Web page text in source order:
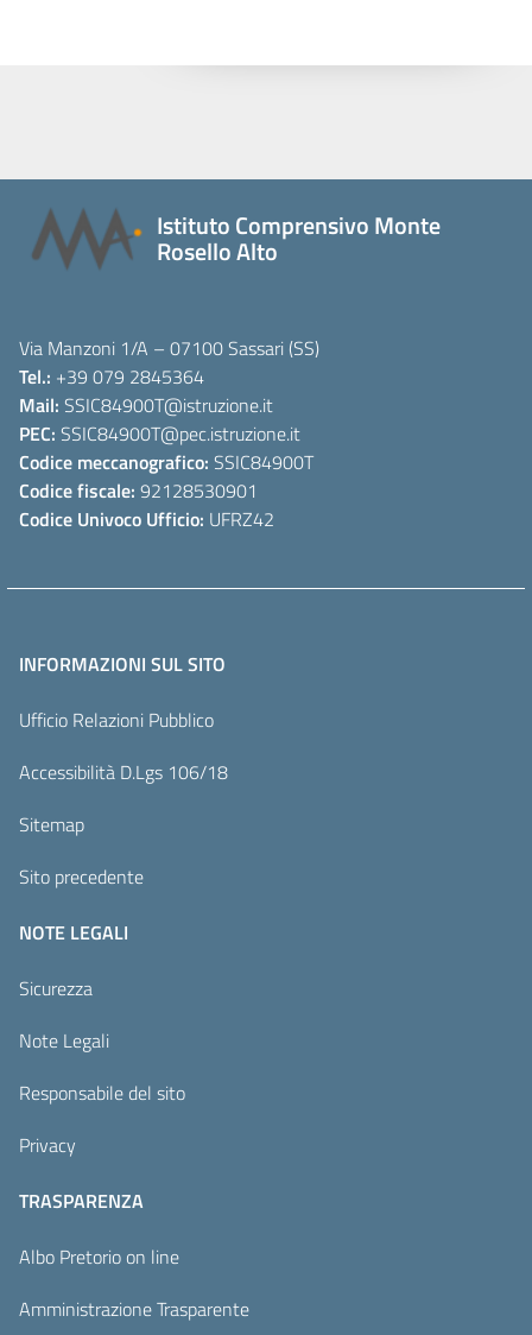
Istituto Comprensivo Monte
Rosello Alto
Via Manzoni 1/A – 07100 Sassari (SS)
Tel.: +39 079 2845364
Mail: SSIC84900T@istruzione.it
PEC: SSIC84900T@pec.istruzione.it
Codice meccanografico: SSIC84900T
Codice fiscale: 92128530901
Codice Univoco Ufficio: UFRZ42
INFORMAZIONI SUL SITO
Ufficio Relazioni Pubblico
Accessibilità D.Lgs 106/18
Sitemap
Sito precedente
NOTE LEGALI
Sicurezza
Note Legali
Responsabile del sito
Privacy
TRASPARENZA
Albo Pretorio on line
Amministrazione Trasparente